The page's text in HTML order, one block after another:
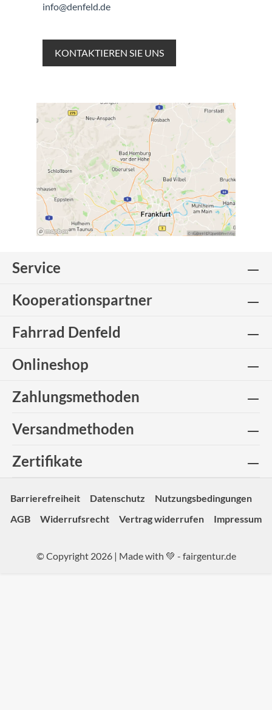
info@denfeld.de
KONTAKTIEREN SIE UNS
Service
Kooperationspartner
Fahrrad Denfeld
Onlineshop
Zahlungsmethoden
Versandmethoden
Zertifikate
Barrierefreiheit Datenschutz
Nutzungsbedingungen
AGB
Widerrufsrecht Vertrag widerrufen Impressum
© Copyright 2026 | Made with 💚 - fairgentur.de